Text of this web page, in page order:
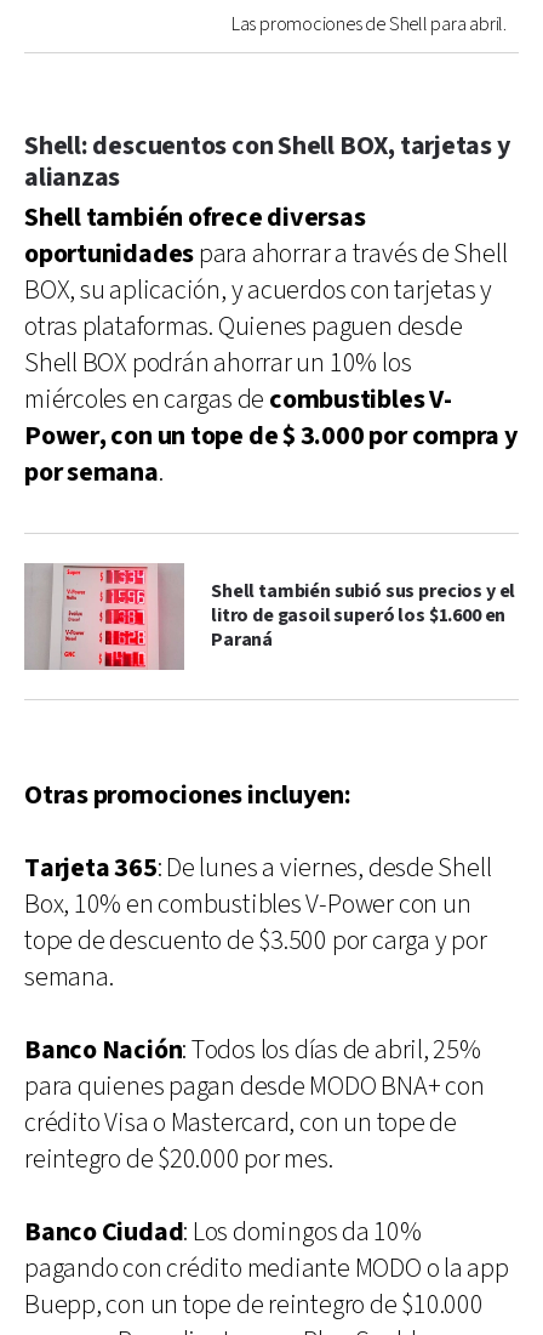
Las promociones de Shell para abril.
Shell: descuentos con Shell BOX, tarjetas y
alianzas
Shell también ofrece diversas
oportunidadespara ahorrar a través de Shell
BOX, su aplicación, y acuerdos con tarjetas y
otras plataformas. Quienes paguen desde
Shell BOX podrán ahorrar un 10% los
miércoles en cargas de combustibles V-
Power, con un tope de $ 3.000 por compra y
por semana.
Shell también subió sus precios y el
litro de gasoil superó los $1.600 en
Paraná
Otras promociones incluyen:
Tarjeta 365: De lunes a viernes, desde Shell
Box, 10% en combustibles V-Power con un
tope de descuento de $3.500 por carga y por
semana.
Banco Nación: Todos los días de abril, 25%
para quienes pagan desde MODO BNA+ con
crédito Visa o Mastercard, con un tope de
reintegro de $20.000 por mes.
Banco Ciudad: Los domingos da 10%
pagando con crédito mediante MODO o la app
Buepp, con un tope de reintegro de $10.000